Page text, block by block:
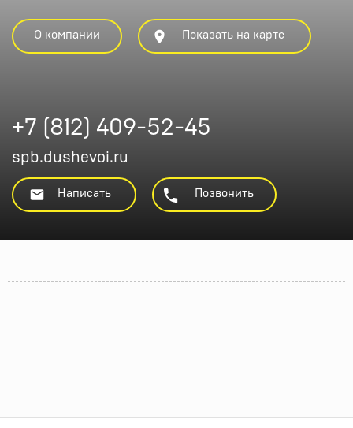
О компании Показать на карте
+7 (812) 409-52-45
spb.dushevoi.ru
Написать Позвонить